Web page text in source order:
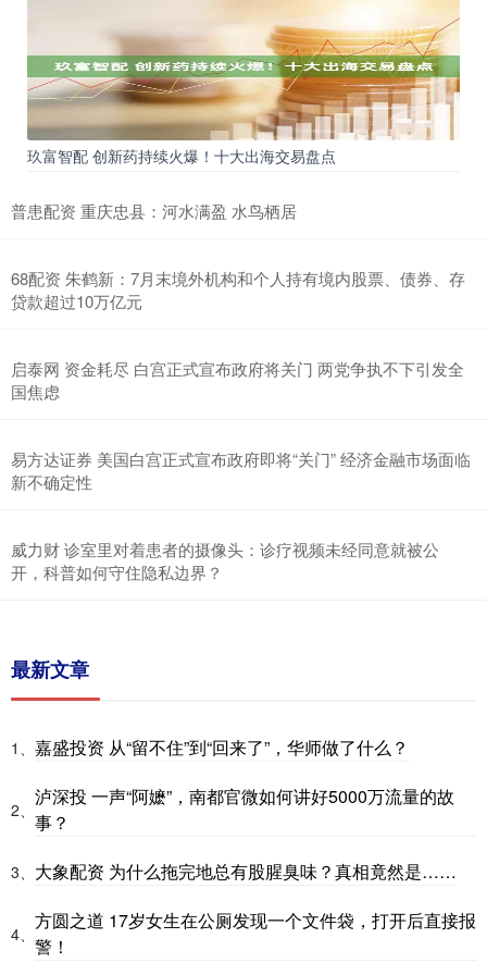
玖富智配 创新药持续火爆！十大出海交易盘点
普患配资 重庆忠县：河水满盈 水鸟栖居
68配资 朱鹤新：7月末境外机构和个人持有境内股票、债券、存
贷款超过10万亿元
启泰网 资金耗尽 白宫正式宣布政府将关门 两党争执不下引发全
国焦虑
易方达证券 美国白宫正式宣布政府即将“关门” 经济金融市场面临
新不确定性
威力财 诊室里对着患者的摄像头：诊疗视频未经同意就被公
开，科普如何守住隐私边界？
最新文章
1、 嘉盛投资 从“留不住”到“回来了”，华师做了什么？
2、
泸深投 一声“阿嬷”，南都官微如何讲好5000万流量的故
事？
3、 大象配资 为什么拖完地总有股腥臭味？真相竟然是……
4、
方圆之道 17岁女生在公厕发现一个文件袋，打开后直接报
警！